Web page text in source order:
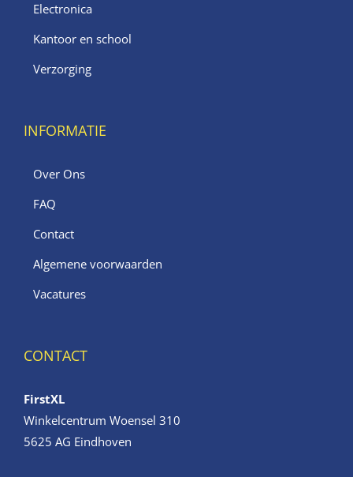
Electronica
Kantoor en school
Verzorging
INFORMATIE
Over Ons
FAQ
Contact
Algemene voorwaarden
Vacatures
CONTACT
FirstXL
Winkelcentrum Woensel 310
5625 AG Eindhoven